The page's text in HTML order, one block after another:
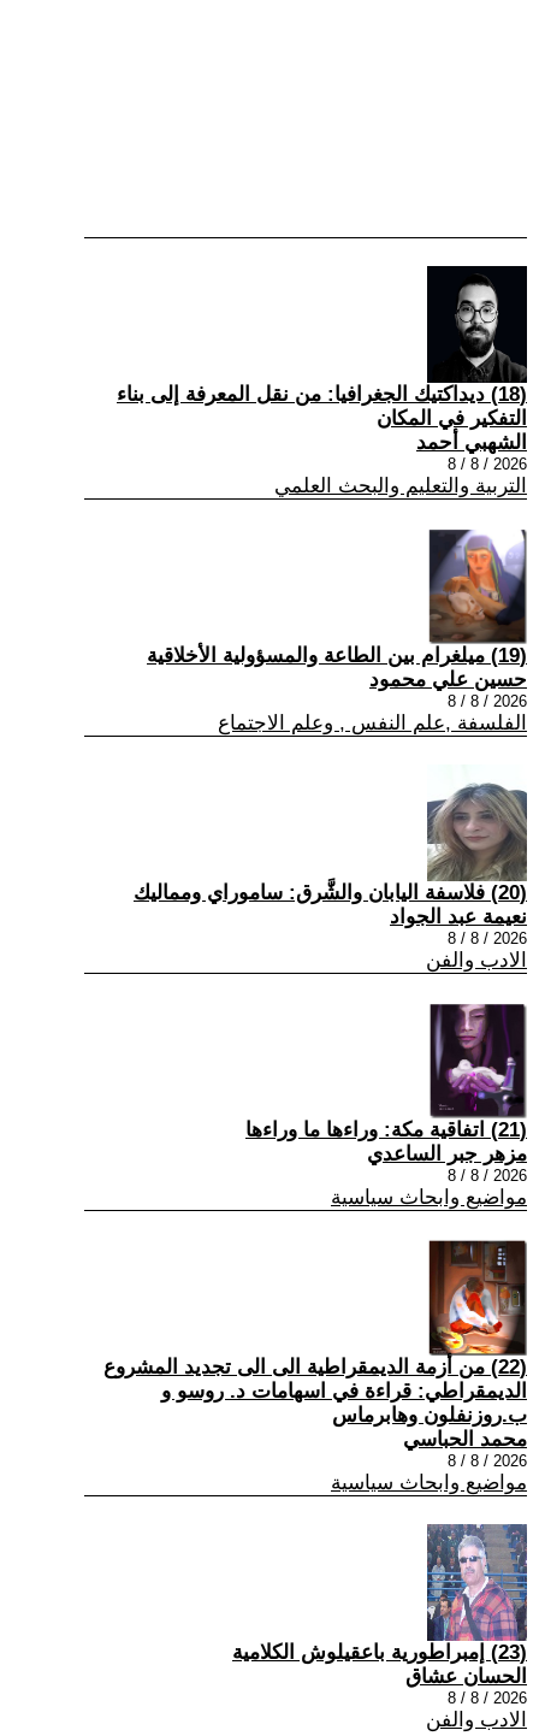
(18) ديداكتيك الجغرافيا: من نقل المعرفة إلى بناء
التفكير في المكان
الشهبي أحمد
2026 / 8 / 8
التربية والتعليم والبحث العلمي
(19) ميلغرام بين الطاعة والمسؤولية الأخلاقية
حسين علي محمود
2026 / 8 / 8
الفلسفة ,علم النفس , وعلم الاجتماع
(20) فلاسفة اليابان والشَّرق: ساموراي ومماليك
نعيمة عبد الجواد
2026 / 8 / 8
الادب والفن
(21) اتفاقية مكة: وراءها ما وراءها
مزهر جبر الساعدي
2026 / 8 / 8
مواضيع وابحاث سياسية
(22) من أزمة الديمقراطية الى الى تجديد المشروع
الديمقراطي: قراءة في اسهامات د. روسو و
ب.روزنفلون وهابرماس
محمد الحباسي
2026 / 8 / 8
مواضيع وابحاث سياسية
(23) إمبراطورية باعقيلوش الكلامية
الحسان عشاق
2026 / 8 / 8
الادب والفن